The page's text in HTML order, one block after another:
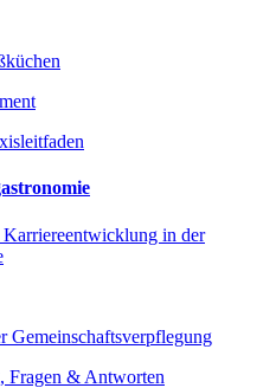
in der
Gemeinschaftsverpflegung
Fragen & Antworten